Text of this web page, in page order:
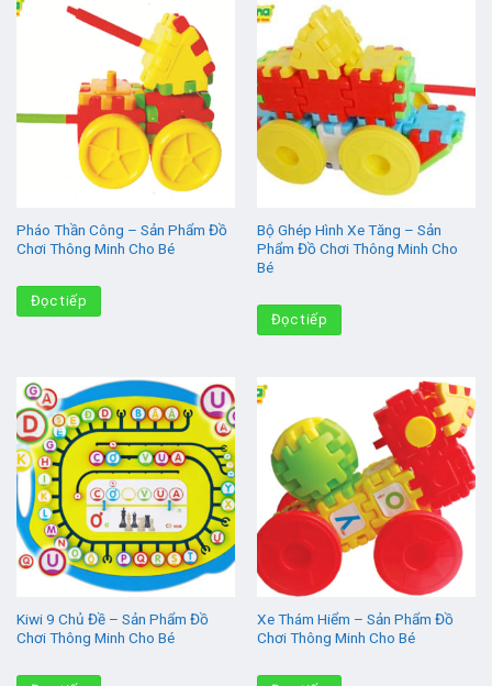
Pháo Thần Công – Sản Phẩm Đồ
Chơi Thông Minh Cho Bé
Đọc tiếp
Bộ Ghép Hình Xe Tăng – Sản
Phẩm Đồ Chơi Thông Minh Cho
Bé
Đọc tiếp
Kiwi 9 Chủ Đề – Sản Phẩm Đồ
Chơi Thông Minh Cho Bé
Xe Thám Hiểm – Sản Phẩm Đồ
Chơi Thông Minh Cho Bé